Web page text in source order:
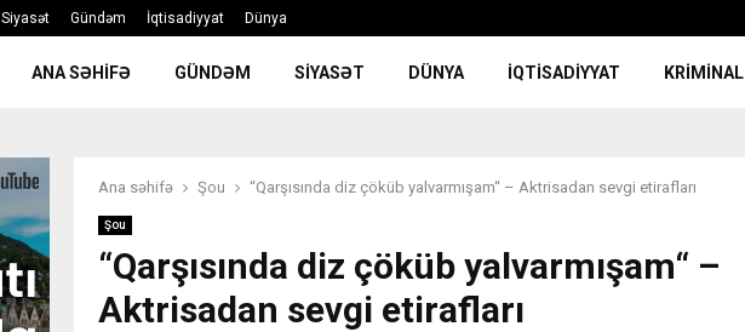
Siyasət Gündəm İqtisadiyyat Dünya
ANA SƏHIFƏ GÜNDƏM SIYASƏT DÜNYA İQTISADIYYAT KRIMINAL
Ana səhifə Şou “Qarşısında diz çöküb yalvarmışam“ – Aktrisadan sevgi etirafları
Şou
“Qarşısında diz çöküb yalvarmışam“ –
Aktrisadan sevgi etirafları